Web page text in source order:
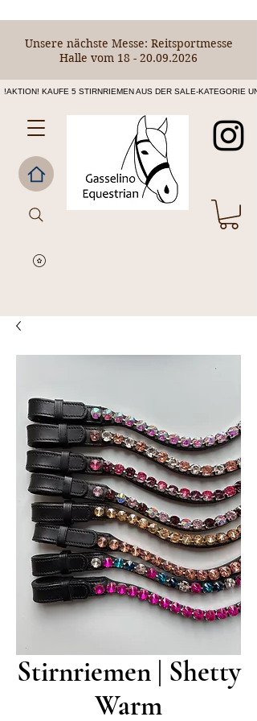
Unsere nächste Messe: Reitsportmesse
Halle vom 18 - 20.09.2026
!AKTION! KAUFE 5 STIRNRIEMEN AUS DER SALE-KATEGORIE
Stirnriemen | Shetty
Warm